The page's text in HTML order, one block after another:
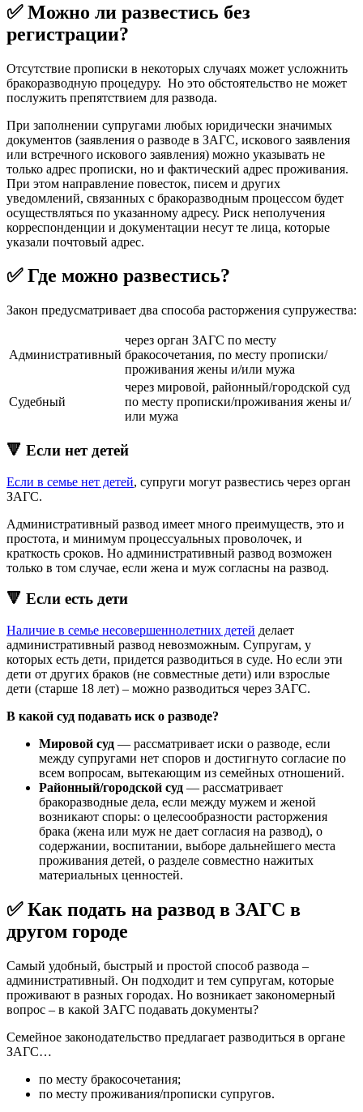
✅ Можно ли развестись без
регистрации?
Отсутствие прописки в некоторых случаях может усложнить
бракоразводную процедуру. Но это обстоятельство не может
послужить препятствием для развода.
При заполнении супругами любых юридически значимых
документов (заявления о разводе в ЗАГС, искового заявления
или встречного искового заявления) можно указывать не
только адрес прописки, но и фактический адрес проживания.
При этом направление повесток, писем и других
уведомлений, связанных с бракоразводным процессом будет
осуществляться по указанному адресу. Риск неполучения
корреспонденции и документации несут те лица, которые
указали почтовый адрес.
✅ Где можно развестись?
Закон предусматривает два способа расторжения супружества:
Административный
через орган ЗАГС по месту
бракосочетания, по месту прописки/
проживания жены и/или мужа
Судебный
через мировой, районный/городской суд
по месту прописки/проживания жены и/
или мужа
🔻 Если нет детей
Если в семье нет детей, супруги могут развестись через орган
ЗАГС.
Административный развод имеет много преимуществ, это и
простота, и минимум процессуальных проволочек, и
краткость сроков. Но административный развод возможен
только в том случае, если жена и муж согласны на развод.
🔻 Если есть дети
Наличие в семье несовершеннолетних детей делает
административный развод невозможным. Супругам, у
которых есть дети, придется разводиться в суде. Но если эти
дети от других браков (не совместные дети) или взрослые
дети (старше 18 лет) – можно разводиться через ЗАГС.
В какой суд подавать иск о разводе?
Мировой суд — рассматривает иски о разводе, если
между супругами нет споров и достигнуто согласие по
всем вопросам, вытекающим из семейных отношений.
Районный/городской суд — рассматривает
бракоразводные дела, если между мужем и женой
возникают споры: о целесообразности расторжения
брака (жена или муж не дает согласия на развод), о
содержании, воспитании, выборе дальнейшего места
проживания детей, о разделе совместно нажитых
материальных ценностей.
✅ Как подать на развод в ЗАГС в
другом городе
Самый удобный, быстрый и простой способ развода –
административный. Он подходит и тем супругам, которые
проживают в разных городах. Но возникает закономерный
вопрос – в какой ЗАГС подавать документы?
Семейное законодательство предлагает разводиться в органе
ЗАГС…
по месту бракосочетания;
по месту проживания/прописки супругов.